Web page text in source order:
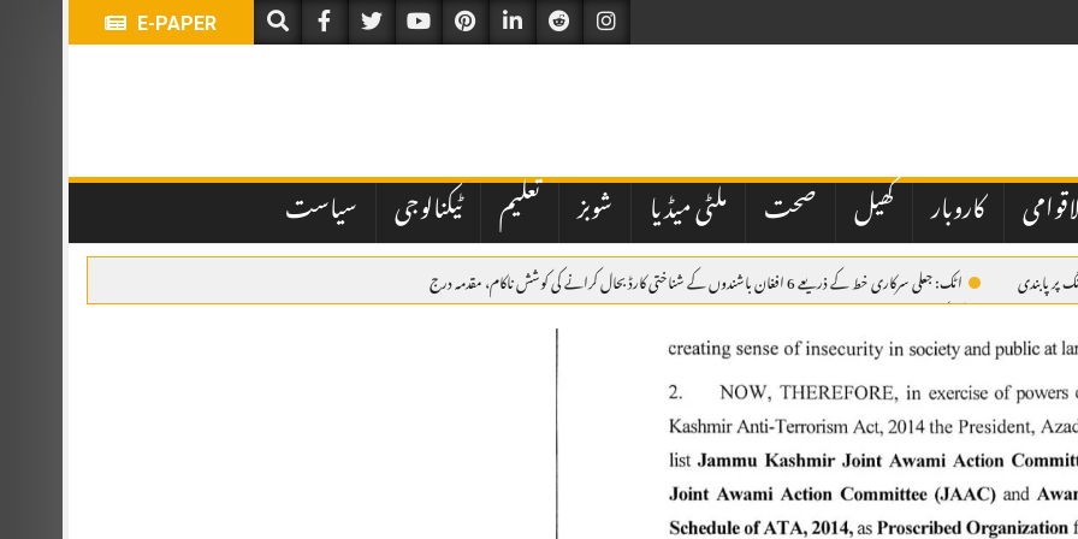
E-PAPER
کاروبار کھیل صحت ملٹی میڈیا شوبز تعلیم ٹیکنالوجی سیاست
اٹک: جعلی سرکاری خط کے ذریعے 6 افغان باشندوں کے شناختی کارڈ بحال کرانے کی کوشش ناکام، مقدمہ درج